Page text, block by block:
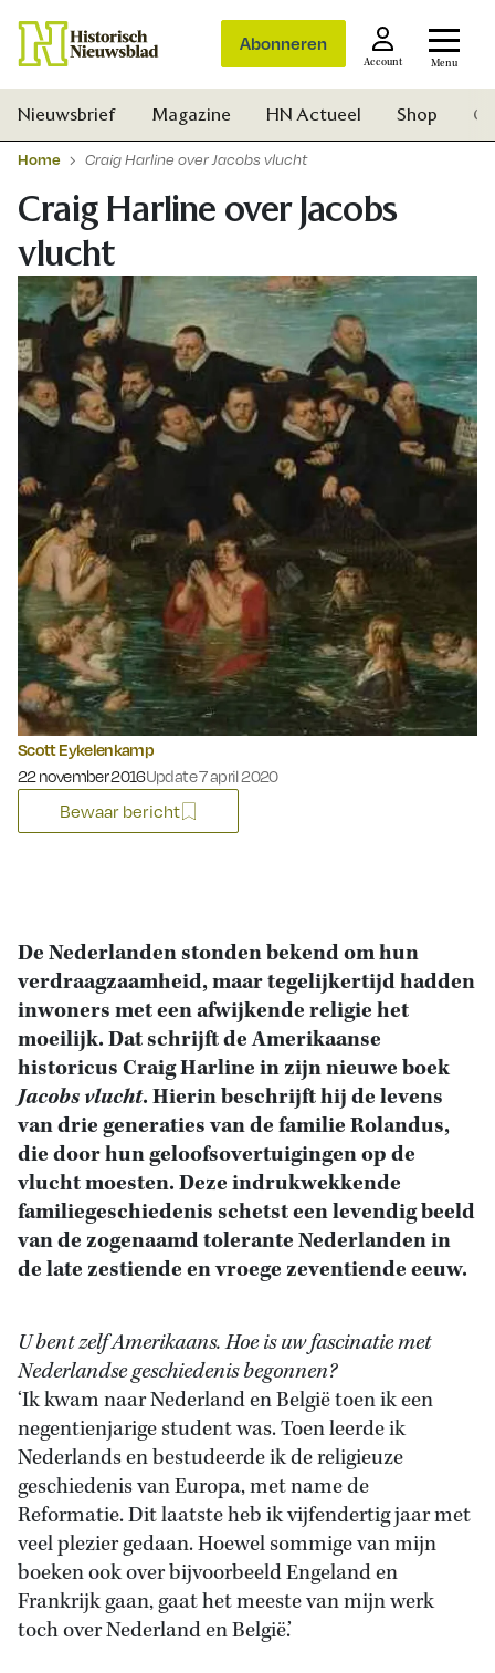
Abonneren
Account Menu
Nieuwsbrief Magazine HN Actueel Shop
Home Craig Harline over Jacobs vlucht
Craig Harline over Jacobs
vlucht
Scott Eykelenkamp
Gepubliceerd op:
22 november 2016Update 7 april 2020
Bewaar bericht
De Nederlanden stonden bekend om hun
verdraagzaamheid, maar tegelijkertijd hadden
inwoners met een afwijkende religie het
moeilijk. Dat schrijft de Amerikaanse
historicus Craig Harline in zijn nieuwe boek
Jacobs vlucht. Hierin beschrijft hij de levens
van drie generaties van de familie Rolandus,
die door hun geloofsovertuigingen op de
vlucht moesten. Deze indrukwekkende
familiegeschiedenis schetst een levendig beeld
van de zogenaamd tolerante Nederlanden in
de late zestiende en vroege zeventiende eeuw.
U bent zelf Amerikaans. Hoe is uw fascinatie met
Nederlandse geschiedenis begonnen?
‘Ik kwam naar Nederland en België toen ik een
negentienjarige student was. Toen leerde ik
Nederlands en bestudeerde ik de religieuze
geschiedenis van Europa, met name de
Reformatie. Dit laatste heb ik vijfendertig jaar met
veel plezier gedaan. Hoewel sommige van mijn
boeken ook over bijvoorbeeld Engeland en
Frankrijk gaan, gaat het meeste van mijn werk
toch over Nederland en België.’